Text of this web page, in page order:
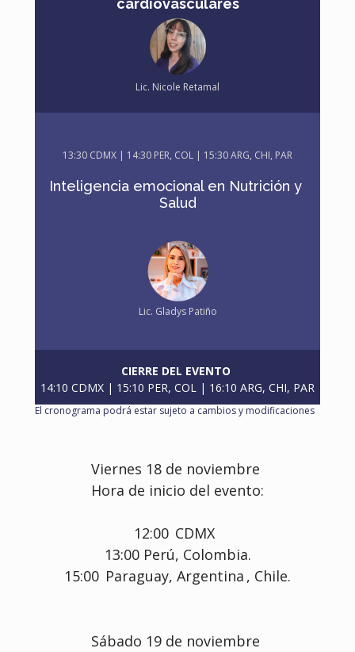
Viernes 18 de noviembre
Hora de inicio del evento:
12:00  CDMX
13:00 Perú, Colombia.
15:00  Paraguay, Argentina , Chile.
Sábado 19 de noviembre
Lic. Nicole Retamal
Inteligencia emocional en Nutrición y
Salud
Lic. Gladys Patiño
13:30 CDMX | 14:30 PER, COL | 15:30 ARG, CHI, PAR
CIERRE DEL EVENTO
14:10 CDMX | 15:10 PER, COL | 16:10 ARG, CHI, PAR
El cronograma podrá estar sujeto a cambios y modificaciones